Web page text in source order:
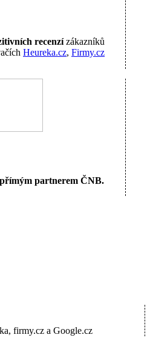
recenzízákazníků
Heureka.cz, Firmy.cz
přímým partnerem ČNB.
firmy.cz a Google.cz